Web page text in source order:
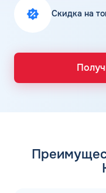
Скидка на